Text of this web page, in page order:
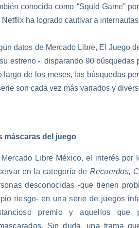
conocida como “Squid Game”
Netflix ha logrado cautivar a
datos de Mercado Libre, El Juego
estreno - disparando 90 búsquedas
largo de los meses, las búsquedas
son cada vez más variados y
máscaras del juego
Mercado Libre México, el interés por
en la categoría de Recuerdos,
desconocidas -que tienen
riesgo- en una serie de juegos
premio y aquellos que
Sin duda, una trama